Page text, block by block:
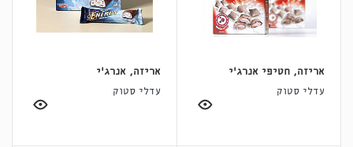
אריזה, חטיפי אנרג'י
עדלי סטוק
אריזה, אנרג'י
עדלי סטוק